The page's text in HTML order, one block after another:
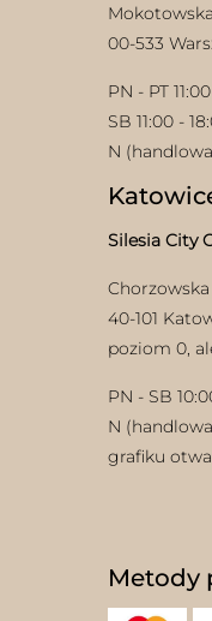
00-533
PN - PT
SB 11:00 -
N
Silesia City
Chorzowska
40-101
poziom 0,
PN - SB
N
Metody